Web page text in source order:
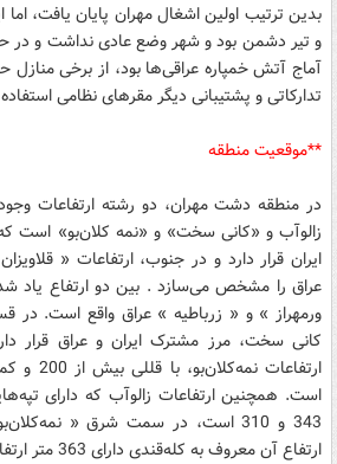
بدین ترتیب اولین اشغال مهران پایان یافت،
و تیر دشمن بود و شهر وضع عادی نداشت و در
آماج آتش خمپاره عراقی‌ها بود، از برخی منازل
تدارکاتی و پشتیبانی دیگر مقرهای نظامی
**موقعیت منطقه
در منطقه دشت مهران، دو رشته ارتفاعات
زالوآب و «کانی سخت» و «نمه کلان‌بو»
ایران قرار دارد و در جنوب، ارتفاعات «
عراق را مشخص می‌سازد . بین دو ارتفاع
ورمهراز » و « زرباطیه » عراق واقع است. در
کانی سخت، مرز مشترک ایران و عراق قرار
343 و 310 است، در سمت شرق «
ارتفاع آن معروف به کله‌قندی دارای 363 متر ارتفاع است.